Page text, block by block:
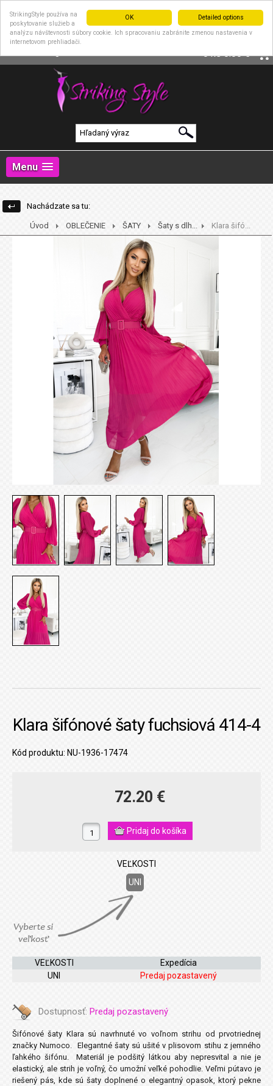
Detailed options
OK
StrikingStyle používa na
poskytovanie služieb a
analýzu návštevnosti súbory cookie. Ich spracovaniu zabránite zmenou nastavenia v
internetovom prehliadači.
0 ks0.00 €
Menu
Nachádzate sa tu:
Úvod OBLEČENIE ŠATY Šaty s dlh... Klara šifó...
Klara šifónové šaty fuchsiová 414-4
Kód produktu: NU-1936-17474
72.20 €
VEĽKOSTI
UNI
VEĽKOSTI
Expedícia
UNI
Predaj pozastavený
Dostupnosť: Predaj pozastavený
Šifónové šaty Klara sú navrhnuté vo voľnom strihu od prvotriednej
značky Numoco. Elegantné šaty sú ušité v plisovom stihu z jemného
ľahkého šifónu. Materiál je podšitý látkou aby nepresvital a nie je
elastický, ale strih je voľný, čo umožní veľké pohodlie. Veľmi pútavo je
riešený pás, kde sú šaty doplnené o elegantný opasok, ktorý pekne